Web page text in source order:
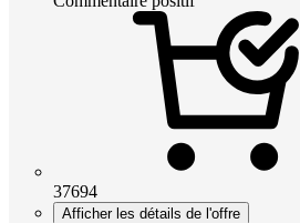
37694
Afficher les détails de l'offre